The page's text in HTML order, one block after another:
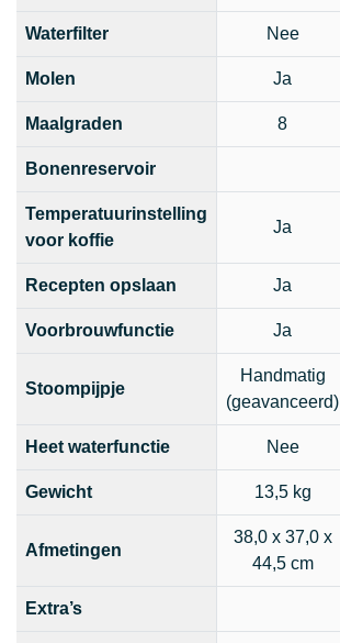
Waterfilter Nee
Molen Ja
Maalgraden 8
Bonenreservoir
Temperatuurinstelling
voor koffie
Ja
Recepten opslaan Ja
Voorbrouwfunctie Ja
Stoompijpje
Handmatig
(geavanceerd)
Heet waterfunctie Nee
Gewicht 13,5 kg
Afmetingen
38,0 x 37,0 x
44,5 cm
Extra’s